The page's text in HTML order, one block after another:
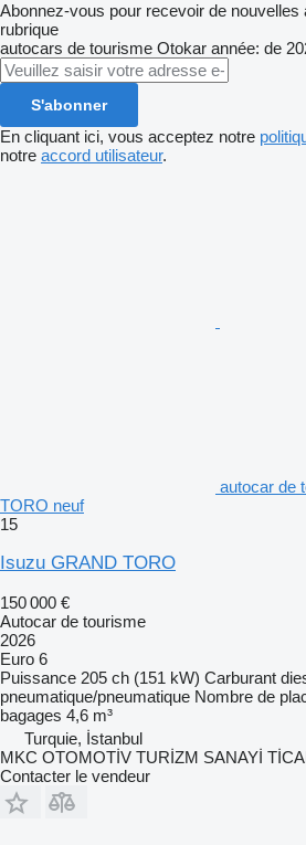
Abonnez-vous pour recevoir de nouvelles
rubrique
autocars de tourisme Otokar année: de
S'abonner
En cliquant ici, vous acceptez notre
notre accord utilisateur.
autocar de
TORO neuf
15
Isuzu GRAND TORO
150 000 €
Autocar de tourisme
2026
Euro 6
Puissance 205 ch (151 kW) Carburant
pneumatique/pneumatique Nombre de
bagages 4,6 m³
Turquie, İstanbul
MKC OTOMOTİV TURİZM SANAYİ
Contacter le vendeur